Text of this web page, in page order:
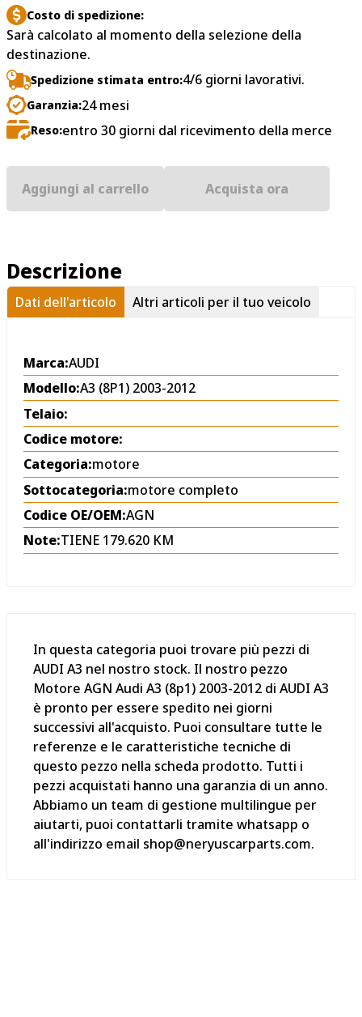
Costo di spedizione:
Sarà calcolato al momento della selezione della
destinazione.
Spedizione stimata entro:4/6 giorni lavorativi.
Garanzia:24 mesi
Reso:entro 30 giorni dal ricevimento della merce
Aggiungi al carrello Acquista ora
Descrizione
Dati dell'articolo Altri articoli per il tuo veicolo
Marca:AUDI
Modello:A3 (8P1) 2003-2012
Telaio:
Codice motore:
Categoria:motore
Sottocategoria:motore completo
Codice OE/OEM:AGN
Note:TIENE 179.620 KM
In questa categoria puoi trovare più pezzi di
AUDI A3 nel nostro stock. Il nostro pezzo
Motore AGN Audi A3 (8p1) 2003-2012 di AUDI A3
è pronto per essere spedito nei giorni
successivi all'acquisto. Puoi consultare tutte le
referenze e le caratteristiche tecniche di
questo pezzo nella scheda prodotto. Tutti i
pezzi acquistati hanno una garanzia di un anno.
Abbiamo un team di gestione multilingue per
aiutarti, puoi contattarli tramite whatsapp o
all'indirizzo email shop@neryuscarparts.com.